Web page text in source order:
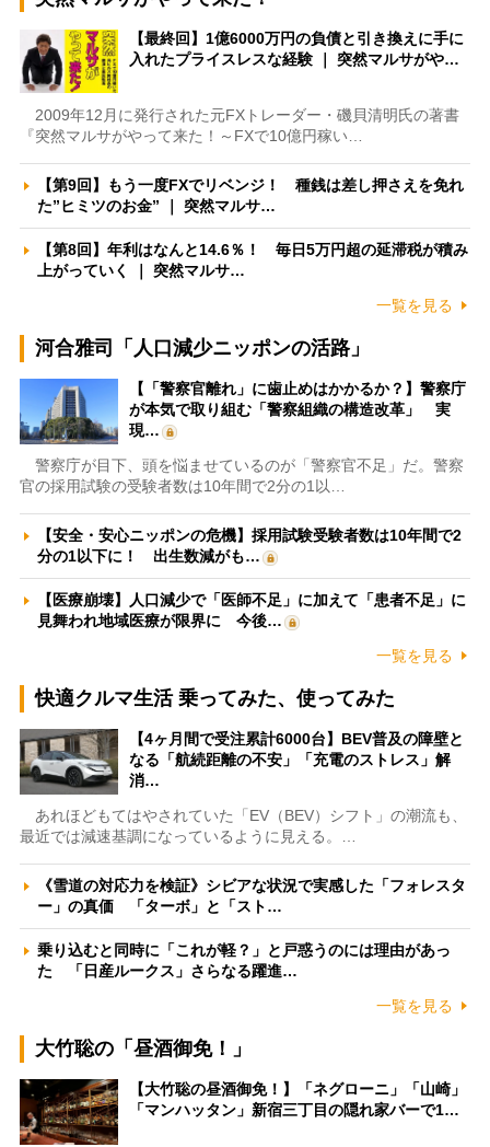
【最終回】1億6000万円の負債と引き換えに手に
入れたプライスレスな経験 ｜ 突然マルサがや…
2009年12月に発行された元FXトレーダー・磯貝清明氏の著書
『突然マルサがやって来た！～FXで10億円稼い…
【第9回】もう一度FXでリベンジ！ 種銭は差し押さえを免れ
た”ヒミツのお金” ｜ 突然マルサ…
【第8回】年利はなんと14.6％！ 毎日5万円超の延滞税が積み
上がっていく ｜ 突然マルサ…
一覧を見る
河合雅司「人口減少ニッポンの活路」
【「警察官離れ」に歯止めはかかるか？】警察庁
が本気で取り組む「警察組織の構造改革」 実
現…
警察庁が目下、頭を悩ませているのが「警察官不足」だ。警察
官の採用試験の受験者数は10年間で2分の1以…
【安全・安心ニッポンの危機】採用試験受験者数は10年間で2
分の1以下に！ 出生数減がも…
【医療崩壊】人口減少で「医師不足」に加えて「患者不足」に
見舞われ地域医療が限界に 今後…
一覧を見る
快適クルマ生活 乗ってみた、使ってみた
【4ヶ月間で受注累計6000台】BEV普及の障壁と
なる「航続距離の不安」「充電のストレス」解
消…
あれほどもてはやされていた「EV（BEV）シフト」の潮流も、
最近では減速基調になっているように見える。…
《雪道の対応力を検証》シビアな状況で実感した「フォレスタ
ー」の真価 「ターボ」と「スト…
乗り込むと同時に「これが軽？」と戸惑うのには理由があっ
た 「日産ルークス」さらなる躍進…
一覧を見る
大竹聡の「昼酒御免！」
【大竹聡の昼酒御免！】「ネグローニ」「山崎」
「マンハッタン」新宿三丁目の隠れ家バーで1…